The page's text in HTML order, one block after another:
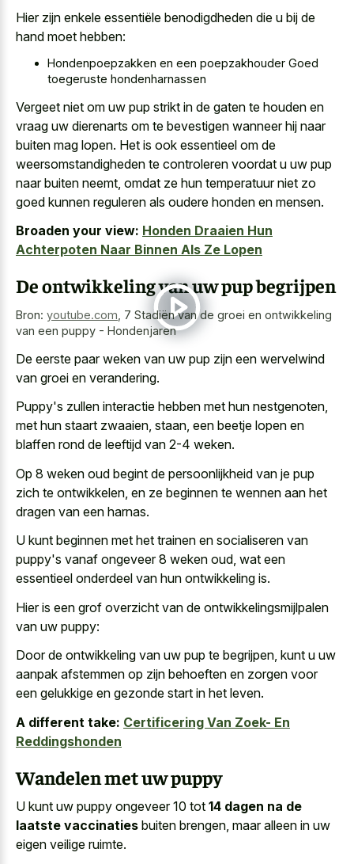
Hier zijn enkele essentiële benodigdheden die u bij de
hand moet hebben:
Hondenpoepzakken en een poepzakhouder Goed
toegeruste hondenharnassen
Vergeet niet om uw pup strikt in de gaten te houden en
vraag uw dierenarts om te bevestigen wanneer hij naar
buiten mag lopen. Het is ook essentieel om de
weersomstandigheden te controleren voordat u uw pup
naar buiten neemt, omdat ze hun temperatuur niet zo
goed kunnen reguleren als oudere honden en mensen.
Broaden your view: Honden Draaien Hun
Achterpoten Naar Binnen Als Ze Lopen
De ontwikkeling van uw pup begrijpen
Bron: youtube.com 7 Stadiën van de groei en ontwikkeling
van een puppy - Hondenjaren
De eerste paar weken van uw pup zijn een wervelwind
van groei en verandering.
Puppy's zullen interactie hebben met hun nestgenoten,
met hun staart zwaaien, staan, een beetje lopen en
blaffen rond de leeftijd van 2-4 weken.
Op 8 weken oud begint de persoonlijkheid van je pup
zich te ontwikkelen, en ze beginnen te wennen aan het
dragen van een harnas.
U kunt beginnen met het trainen en socialiseren van
puppy's vanaf ongeveer 8 weken oud, wat een
essentieel onderdeel van hun ontwikkeling is.
Hier is een grof overzicht van de ontwikkelingsmijlpalen
van uw puppy:
Door de ontwikkeling van uw pup te begrijpen, kunt u uw
aanpak afstemmen op zijn behoeften en zorgen voor
een gelukkige en gezonde start in het leven.
A different take: Certificering Van Zoek- En
Reddingshonden
Wandelen met uw puppy
U kunt uw puppy ongeveer 10 tot 14 dagen na de
laatste vaccinaties buiten brengen, maar alleen in uw
eigen veilige ruimte.